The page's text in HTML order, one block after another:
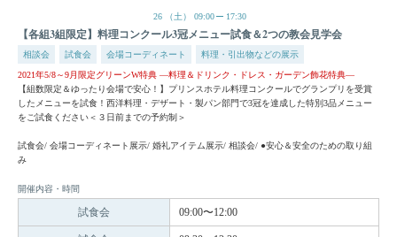
26 （土） 09:00 17:30
【各組3組限定】料理コンクール3冠メニュー試食＆2つの教会見学会
相談会 試食会 会場コーディネート 料理・引出物などの展示
2021年5/8～9月限定グリーンW特典 —料理＆ドリンク・ドレス・ガーデン飾花特典—
【組数限定＆ゆったり会場で安心！】プリンスホテル料理コンクールでグランプリを受賞
したメニューを試食！西洋料理・デザート・製パン部門で3冠を達成した特別3品メニュー
をご試食ください＜３日前までの予約制＞
試食会/ 会場コーディネート展示/ 婚礼アイテム展示/ 相談会/ ●安心＆安全のための取り組
み
開催内容・時間
試食会 09:00〜12:00